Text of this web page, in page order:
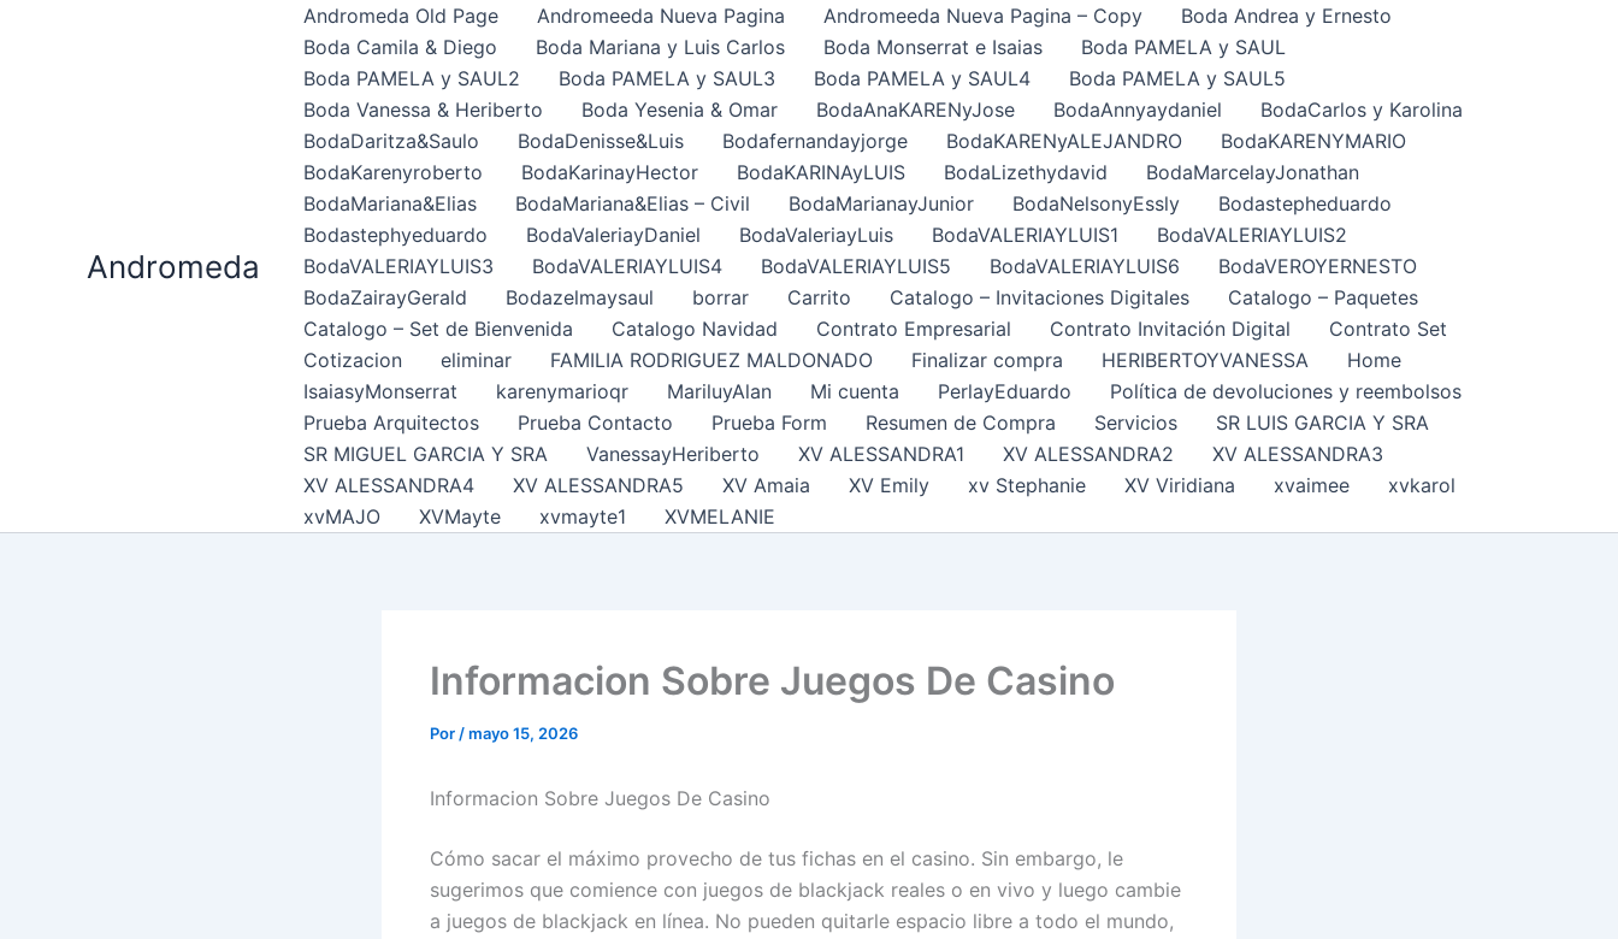
Andromeda
Andromeda Old Page Andromeeda Nueva Pagina Andromeeda Nueva Pagina – Copy
Boda Andrea y Ernesto
Boda Camila & Diego
Boda Mariana y Luis Carlos Boda Monserrat e Isaias
Boda PAMELA y SAUL
Boda PAMELA y SAUL2
Boda PAMELA y SAUL3 Boda PAMELA y SAUL4
Boda PAMELA y SAUL5
Boda Vanessa & Heriberto
Boda Yesenia & Omar BodaAnaKARENyJose BodaAnnyaydaniel
BodaCarlos y Karolina
BodaDaritza&Saulo
BodaDenisse&Luis Bodafernandayjorge BodaKARENyALEJANDRO
BodaKARENYMARIO
BodaKarenyroberto
BodaKarinayHector BodaKARINAyLUIS BodaLizethydavid
BodaMarcelayJonathan
BodaMariana&Elias
BodaMariana&Elias – Civil BodaMarianayJunior BodaNelsonyEssly
Bodastepheduardo
Bodastephyeduardo
BodaValeriayDaniel BodaValeriayLuis BodaVALERIAYLUIS1
BodaVALERIAYLUIS2
BodaVALERIAYLUIS3
BodaVALERIAYLUIS4 BodaVALERIAYLUIS5 BodaVALERIAYLUIS6
BodaVEROYERNESTO
BodaZairayGerald
Bodazelmaysaul borrar Carrito Catalogo – Invitaciones Digitales
Catalogo – Paquetes
Catalogo – Set de Bienvenida
Catalogo Navidad Contrato Empresarial Contrato Invitación Digital
Contrato Set
Cotizacion
eliminar FAMILIA RODRIGUEZ MALDONADO Finalizar compra HERIBERTOYVANESSA
Home
IsaiasyMonserrat
karenymarioqr MariluyAlan Mi cuenta PerlayEduardo
Política de devoluciones y reembolsos
Prueba Arquitectos
Prueba Contacto Prueba Form Resumen de Compra Servicios
SR LUIS GARCIA Y SRA
SR MIGUEL GARCIA Y SRA
VanessayHeriberto XV ALESSANDRA1 XV ALESSANDRA2
XV ALESSANDRA3
XV ALESSANDRA4
XV ALESSANDRA5 XV Amaia XV Emily xv Stephanie XV Viridiana xvaimee
xvkarol
xvMAJO
XVMayte xvmayte1 XVMELANIE
Informacion Sobre Juegos De Casino
Por /mayo 15, 2026
Informacion Sobre Juegos De Casino
Cómo sacar el máximo provecho de tus fichas en el casino. Sin embargo, le
sugerimos que comience con juegos de blackjack reales o en vivo y luego cambie
a juegos de blackjack en línea. No pueden quitarle espacio libre a todo el mundo,